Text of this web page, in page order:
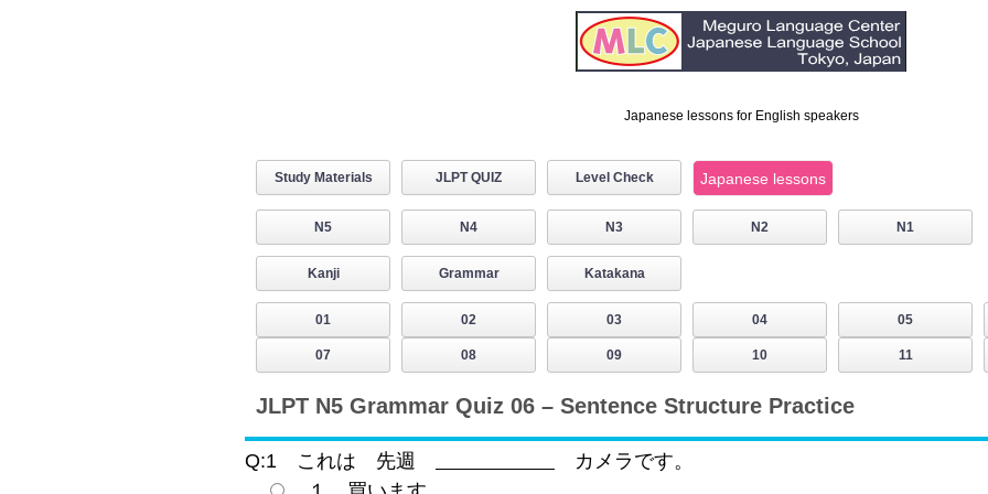
Japanese lessons for English speakers
Study Materials JLPT QUIZ Level Check Japanese lessons
N5 N4 N3 N2 N1
Kanji Grammar Katakana
01 02 03 04 05
07 08 09 10 11
JLPT N5 Grammar Quiz 06 – Sentence Structure Practice
Q:1 これは 先週
カメラです。